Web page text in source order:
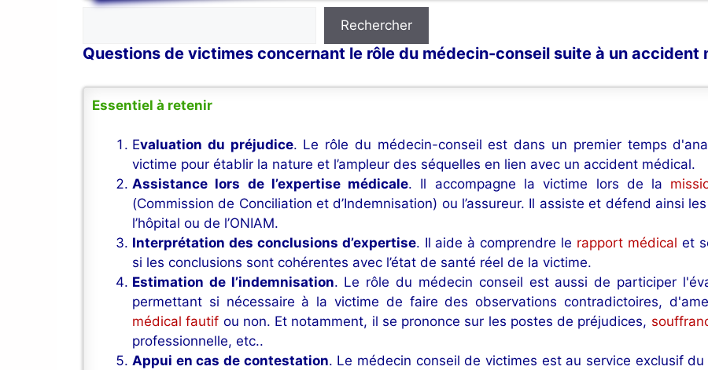
Rechercher
Questions de victimes concernant le rôle du médecin-conseil suite à un accident
Essentiel à retenir
Evaluation du préjudice. Le rôle du médecin-conseil est dans un premier temps
victime pour établir la nature et l’ampleur des séquelles en lien avec un accident médical.
Assistance lors de l’expertise médicale. Il accompagne la victime lors de la
(Commission de Conciliation et d’Indemnisation) ou l’assureur. Il assiste et défend ainsi
l’hôpital ou de l’ONIAM.
Interprétation des conclusions d’expertise. Il aide à comprendre le rapport médical et
si les conclusions sont cohérentes avec l’état de santé réel de la victime.
Estimation de l’indemnisation. Le rôle du médecin conseil est aussi de participer
permettant si nécessaire à la victime de faire des observations contradictoires,
médical fautif ou non. Et notamment, il se prononce sur les postes de préjudices,
professionnelle, etc..
Appui en cas de contestation. Le médecin conseil de victimes est au service exclusif